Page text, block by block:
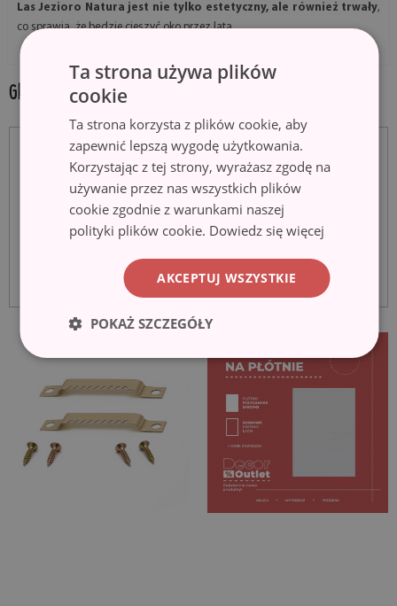
Las Jezioro Natura jest nie tylko estetyczny, ale również trwały,
co sprawia, że będzie cieszyć oko przez lata.
GALERIA PRODUKTU:
Ta strona używa plików
cookie
Ta strona korzysta z plików cookie, aby
zapewnić lepszą wygodę użytkowania.
Korzystając z tej strony, wyrażasz zgodę na
używanie przez nas wszystkich plików
cookie zgodnie z warunkami naszej
polityki plików cookie. Dowiedz się więcej
AKCEPTUJ WSZYSTKIE
POKAŻ SZCZEGÓŁY